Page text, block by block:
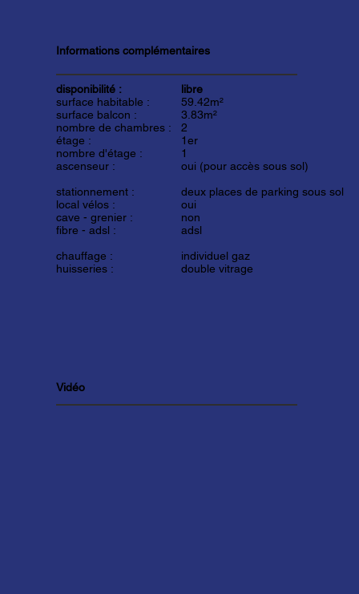
Informations complémentaires
disponibilité :
surface habitable :
surface balcon :
nombre de chambres :
étage :
nombre d'étage :
ascenseur :
stationnement :
local vélos :
cave - grenier :
fibre - adsl :
chauffage :
huisseries :
libre
59.42m²
3.83m²
2
1er
1
oui (pour accès sous sol)
deux places de parking sous sol
oui
non
adsl
individuel gaz
double vitrage
Vidéo